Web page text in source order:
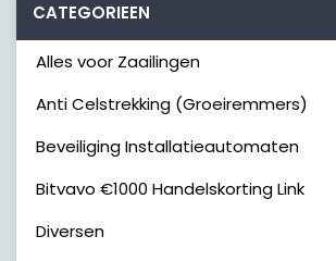
CATEGORIEEN
Alles voor Zaailingen
Anti Celstrekking (Groeiremmers)
Beveiliging Installatieautomaten
Bitvavo €1000 Handelskorting Link
Diversen